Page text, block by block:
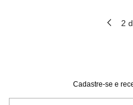
2
Cadastre-se e